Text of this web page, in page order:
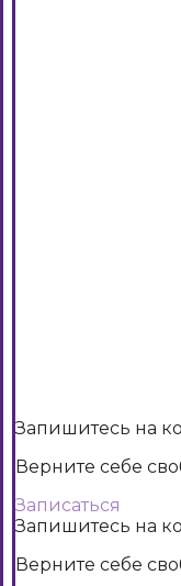
Запишитесь на
Верните себе
Записаться
Запишитесь на
Верните себе